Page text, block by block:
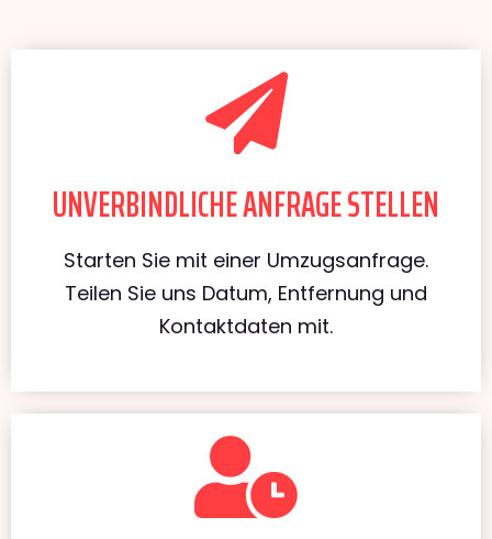
UNVERBINDLICHE ANFRAGE STELLEN
Starten Sie mit einer Umzugsanfrage.
Teilen Sie uns Datum, Entfernung und
Kontaktdaten mit.